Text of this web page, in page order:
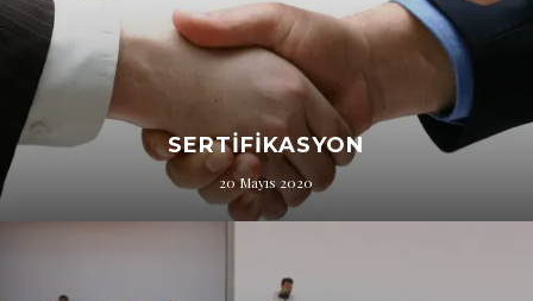
SERTIFIKASYON
20 Mayıs 2020